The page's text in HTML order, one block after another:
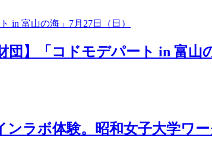
】「コドモデパート in 富山
ラボ体験。昭和女子大学ワー